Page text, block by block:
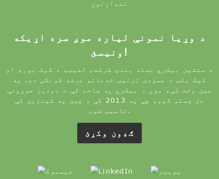
نندارتون
د وړیا نمونې لپاره موږ سره اړیکه
ونیسئ!
د سنشین بیکري بسته بندۍ شرکت، لمیټډ د کیک بورډ او
کیک بکس د عمودی ترتیب خدماتو عرضه کونکی دی. په
عین وخت کې، موږ د بیکري په ساحه کې د دودیز جوړونې
حل چمتو کوو، چې په 2013 کې د چین په شینزین کې
تاسیس شوی.
ګډون وکړئ